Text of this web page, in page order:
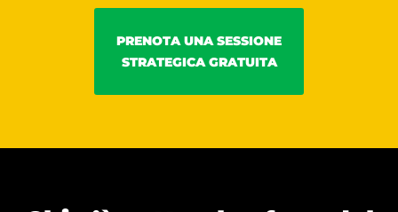
PRENOTA UNA SESSIONE
STRATEGICA GRATUITA